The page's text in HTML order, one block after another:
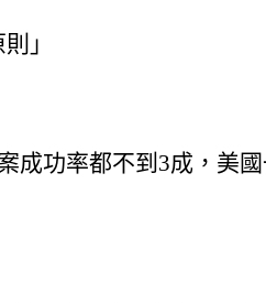
」
成功率都不到3成， 美